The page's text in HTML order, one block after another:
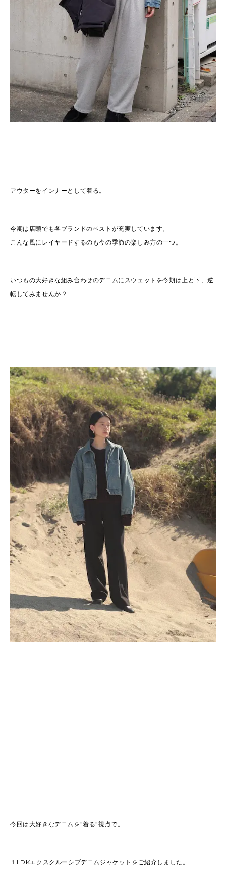
アウターをインナーとして着る。
今期は店頭でも各ブランドのベストが充実しています。
こんな風にレイヤードするのも今の季節の楽しみ方の一つ。
いつもの大好きな組み合わせのデニムにスウェットを今期は上と下、逆
転してみませんか？
今回は大好きなデニムを”着る”視点で。
１LDKエクスクルーシブデニムジャケットをご紹介しました。